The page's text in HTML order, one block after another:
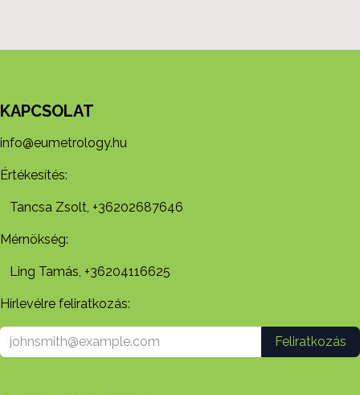
KAPCSOLAT
info@eumetrology.hu
Értékesítés:
Tancsa Zsolt, +36202687646
Mérnökség:
Ling Tamás, +36204116625
Hírlevélre feliratkozás:
Feliratkozás